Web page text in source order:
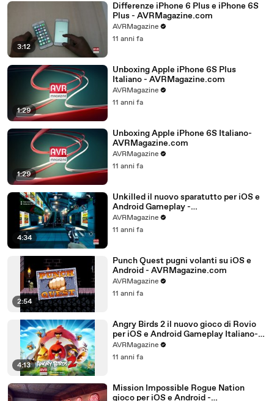
3:12
Differenze iPhone 6 Plus e iPhone 6S
Plus - AVRMagazine.com
AVRMagazine
11 anni fa
1:29
Unboxing Apple iPhone 6S Plus
Italiano - AVRMagazine.com
AVRMagazine
11 anni fa
1:29
Unboxing Apple iPhone 6S Italiano-
AVRMagazine.com
AVRMagazine
11 anni fa
4:34
Unkilled il nuovo sparatutto per iOS e
Android Gameplay -
AVRMagazine.com
AVRMagazine
11 anni fa
2:54
Punch Quest pugni volanti su iOS e
Android - AVRMagazine.com
AVRMagazine
11 anni fa
4:13
Angry Birds 2 il nuovo gioco di Rovio
per iOS e Android Gameplay Italiano-
AVRMagazine.com (720p)
AVRMagazine
11 anni fa
Mission Impossible Rogue Nation
gioco per iOS e Android -